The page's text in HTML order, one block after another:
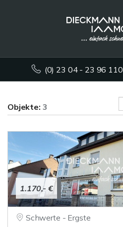
(0) 23 04 - 23 96 110
Objekte: 3
1.170,- €
Schwerte - Ergste